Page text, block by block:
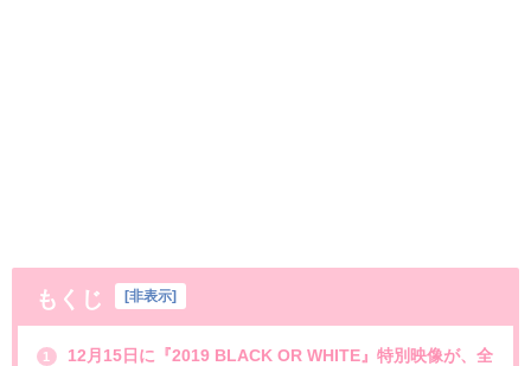
もくじ 非表示
1
12月15日に『2019 BLACK OR WHITE』特別映像が、全